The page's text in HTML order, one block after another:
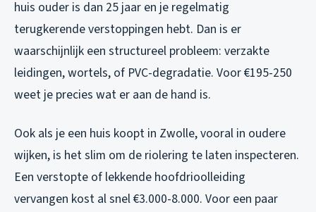
huis ouder is dan 25 jaar en je regelmatig
terugkerende verstoppingen hebt. Dan is er
waarschijnlijk een structureel probleem: verzakte
leidingen, wortels, of PVC-degradatie. Voor €195-250
weet je precies wat er aan de hand is.
Ook als je een huis koopt in Zwolle, vooral in oudere
wijken, is het slim om de riolering te laten inspecteren.
Een verstopte of lekkende hoofdrioolleiding
vervangen kost al snel €3.000-8.000. Voor een paar